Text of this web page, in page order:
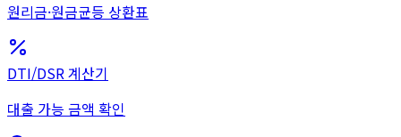
원리금·원금균등 상환표
DTI/DSR 계산기
대출 가능 금액 확인